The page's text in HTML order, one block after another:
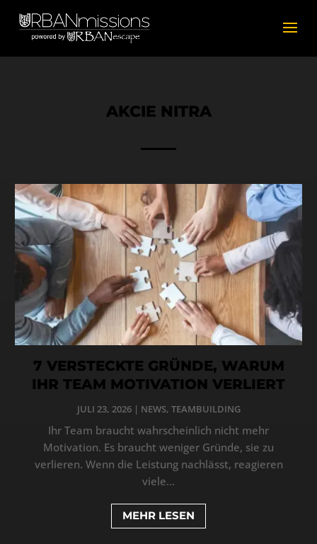
AKCIE NITRA
7 VERSTECKTE GRÜNDE, WARUM
IHR TEAM MOTIVATION VERLIERT
JULI 23, 2026| NEWS, TEAMBUILDING
Ihr Team braucht wahrscheinlich nicht mehr
Motivation. Es braucht weniger Gründe, sie zu
verlieren. Wenn die Leistung nachlässt, reagieren
viele...
MEHR LESEN